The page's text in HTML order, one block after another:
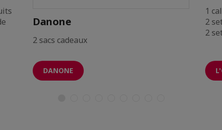
Danone
2 sacs cadeaux
DANONE
1
2
2